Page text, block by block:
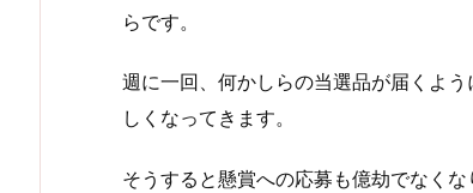
らです。
週に一回、何かしらの当選品が届くよ
しくなってきます。
そうすると懸賞への応募も億劫でなく